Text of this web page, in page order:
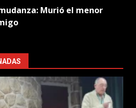
Murió el menor